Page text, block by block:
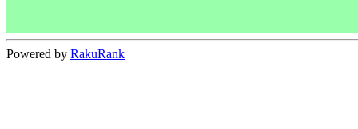
Powered by RakuRank